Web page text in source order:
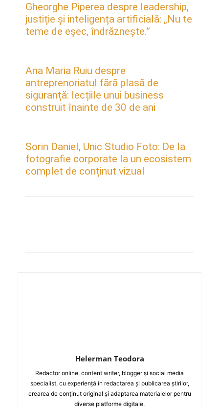
Gheorghe Piperea despre leadership,
justiție și inteligența artificială: „Nu te
teme de eșec, îndrăznește.”
Ana Maria Ruiu despre
antreprenoriatul fără plasă de
siguranță: lecțiile unui business
construit înainte de 30 de ani
Sorin Daniel, Unic Studio Foto: De la
fotografie corporate la un ecosistem
complet de conținut vizual
Helerman Teodora
Redactor online, content writer, blogger și social media
specialist, cu experiență în redactarea și publicarea știrilor,
crearea de conținut original și adaptarea materialelor pentru
diverse platforme digitale.